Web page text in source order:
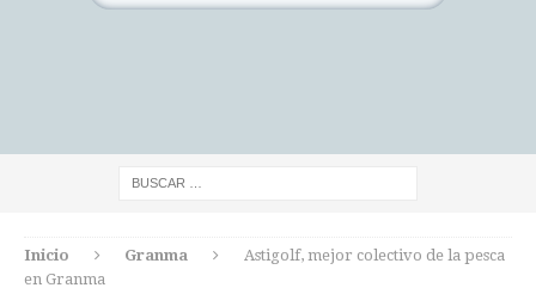
Inicio Granma
Astigolf, mejor colectivo de la pesca
en Granma